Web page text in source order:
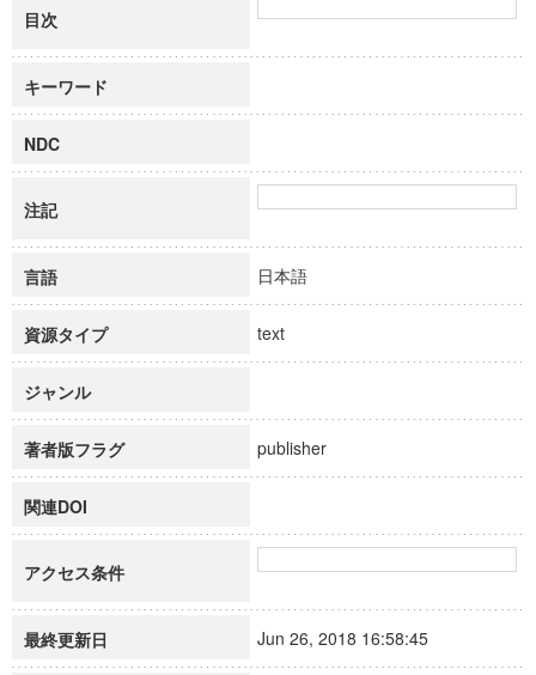
目次
キーワード
NDC
注記
言語 日本語
資源タイプ text
ジャンル
著者版フラグ publisher
関連DOI
アクセス条件
最終更新日 Jun 26, 2018 16:58:45